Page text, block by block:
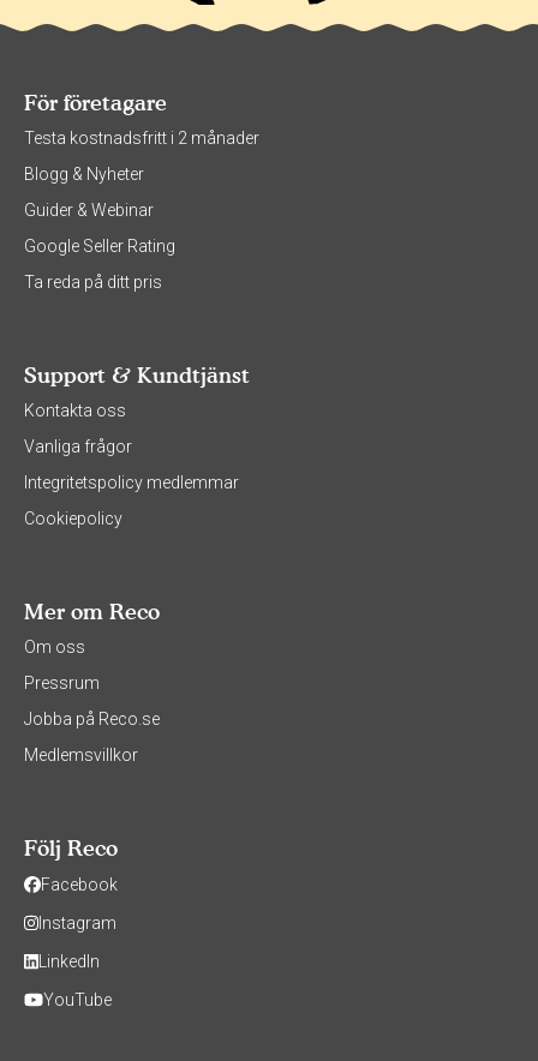
För företagare
Testa kostnadsfritt i 2 månader
Blogg & Nyheter
Guider & Webinar
Google Seller Rating
Ta reda på ditt pris
Support & Kundtjänst
Kontakta oss
Vanliga frågor
Integritetspolicy medlemmar
Cookiepolicy
Mer om Reco
Om oss
Pressrum
Jobba på Reco.se
Medlemsvillkor
Följ Reco
Facebook
Instagram
LinkedIn
YouTube